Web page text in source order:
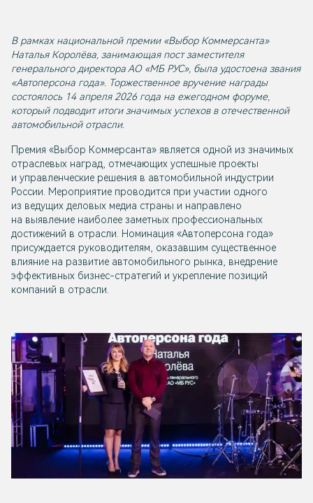
В рамках национальной премии «Выбор Коммерсанта»
Наталья Королёва, занимающая пост заместителя
генерального директора АО «МБ РУС», была удостоена звания
«Автоперсона года». Торжественное вручение награды
состоялось 14 апреля 2026 года на ежегодном форуме,
который подводит итоги значимых успехов в отечественной
автомобильной отрасли.
Премия «Выбор Коммерсанта» является одной из значимых
отраслевых наград, отмечающих успешные проекты
и управленческие решения в автомобильной индустрии
России. Мероприятие проводится при участии одного
из ведущих деловых медиа страны и направлено
на выявление наиболее заметных профессиональных
достижений в отрасли. Номинация «Автоперсона года»
присуждается руководителям, оказавшим существенное
влияние на развитие автомобильного рынка, внедрение
эффективных бизнес-стратегий и укрепление позиций
компаний в отрасли.